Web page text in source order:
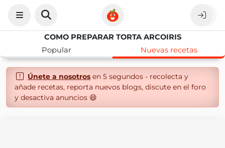
COMO PREPARAR TORTA ARCOIRIS
Popular
Nuevas recetas
Únete a nosotrosen 5 segundos - recolecta y
añade recetas, reporta nuevos blogs, discute en el foro
y desactiva anuncios 😄